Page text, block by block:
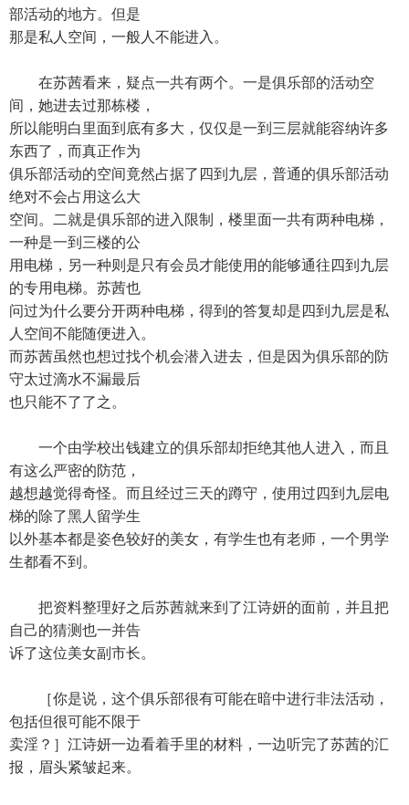
部活动的地方。但是
那是私人空间，一般人不能进入。
在苏茜看来，疑点一共有两个。一是俱乐部的活动空
间，她进去过那栋楼，
所以能明白里面到底有多大，仅仅是一到三层就能容纳许多
东西了，而真正作为
俱乐部活动的空间竟然占据了四到九层，普通的俱乐部活动
绝对不会占用这么大
空间。二就是俱乐部的进入限制，楼里面一共有两种电梯，
一种是一到三楼的公
用电梯，另一种则是只有会员才能使用的能够通往四到九层
的专用电梯。苏茜也
问过为什么要分开两种电梯，得到的答复却是四到九层是私
人空间不能随便进入。
而苏茜虽然也想过找个机会潜入进去，但是因为俱乐部的防
守太过滴水不漏最后
也只能不了了之。
一个由学校出钱建立的俱乐部却拒绝其他人进入，而且
有这么严密的防范，
越想越觉得奇怪。而且经过三天的蹲守，使用过四到九层电
梯的除了黑人留学生
以外基本都是姿色较好的美女，有学生也有老师，一个男学
生都看不到。
把资料整理好之后苏茜就来到了江诗妍的面前，并且把
自己的猜测也一并告
诉了这位美女副市长。
［你是说，这个俱乐部很有可能在暗中进行非法活动，
包括但很可能不限于
卖淫？］江诗妍一边看着手里的材料，一边听完了苏茜的汇
报，眉头紧皱起来。